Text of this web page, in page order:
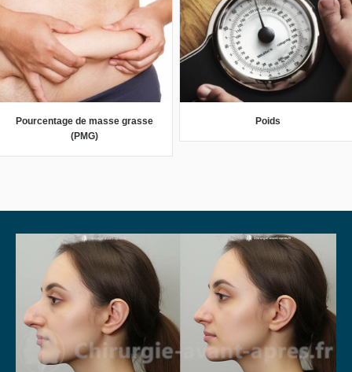
Pourcentage de masse grasse
(PMG)
Poids